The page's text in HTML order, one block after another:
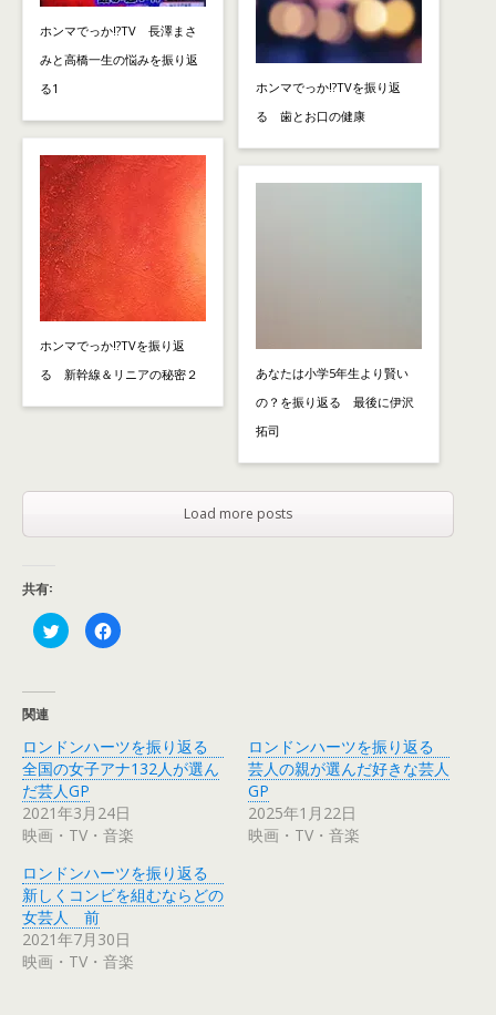
ホンマでっか!?TV 長澤まさ
みと高橋一生の悩みを振り返
る1
ホンマでっか!?TVを振り返
る 新幹線＆リニアの秘密２
ホンマでっか!?TVを振り返
る 歯とお口の健康
あなたは小学5年生より賢い
の？を振り返る 最後に伊沢
拓司
Load more posts
共有:
ク
リ
t
t
e
r
で
共
有
(
し
い
ウ
ィ
ン
ド
ウ
で
開
F
a
共
有
す
る
は
ク
リ
ク
し
て
く
さ
い
(
新
関連
ロンドンハーツを振り返る
全国の女子アナ132人が選ん
だ芸人GP
2021年3月24日
映画・TV・音楽
ロンドンハーツを振り返る
芸人の親が選んだ好きな芸人
GP
2025年1月22日
映画・TV・音楽
ロンドンハーツを振り返る
新しくコンビを組むならどの
女芸人 前
2021年7月30日
映画・TV・音楽